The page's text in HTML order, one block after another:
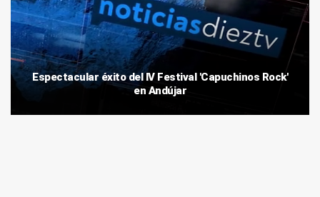
Espectacular éxito del IV Festival 'Capuchinos Rock'
en Andújar